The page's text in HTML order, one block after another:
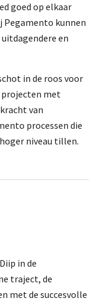
goed op elkaar
Pegamento kunnen
en
in de roos voor
projecten met
van
processen die
niveau tillen.
in de
traject, de
met de succesvolle